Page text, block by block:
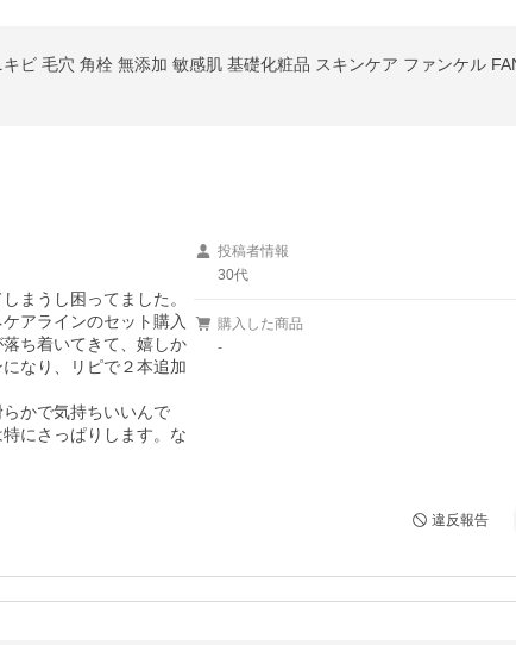
ビ 毛穴 角栓 無添加 敏感肌 基礎化粧品 スキンケア ファンケル
まうし困ってました。
アラインのセット購入
ち着いてきて、嬉しか
なり、リピで２本追加
かで気持ちいいんで
にさっぱりします。な
投稿者情報
30代
購入した商品
-
違反報告